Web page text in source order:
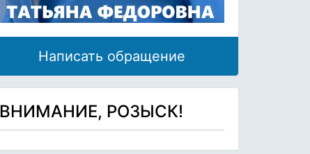
Написать обращение
ВНИМАНИЕ, РОЗЫСК!